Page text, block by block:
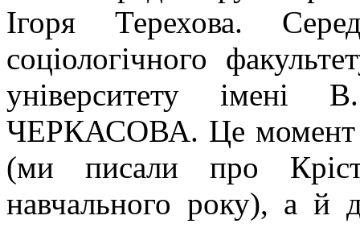
Ігоря Терехова.
соціологічного
університету
ЧЕРКАСОВА. Це момент
(ми писали про
навчального року), а й